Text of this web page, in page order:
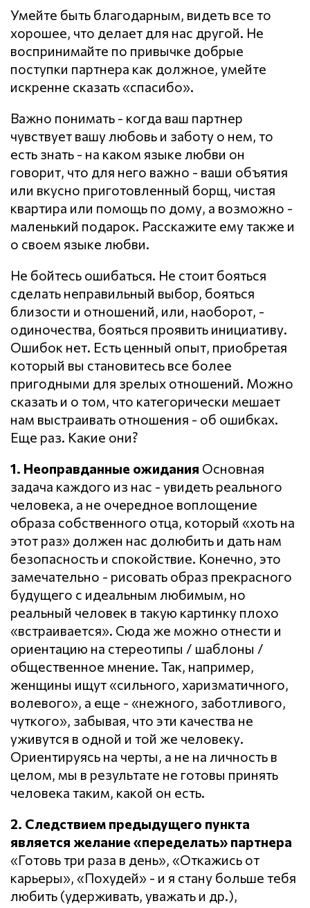
Умейте быть благодарным, видеть все то
хорошее, что делает для нас другой. Не
воспринимайте по привычке добрые
поступки партнера как должное, умейте
искренне сказать «спасибо».
Важно понимать - когда ваш партнер
чувствует вашу любовь и заботу о нем, то
есть знать - на каком языке любви он
говорит, что для него важно - ваши объятия
или вкусно приготовленный борщ, чистая
квартира или помощь по дому, а возможно -
маленький подарок. Расскажите ему также и
о своем языке любви.
Не бойтесь ошибаться. Не стоит бояться
сделать неправильный выбор, бояться
близости и отношений, или, наоборот, -
одиночества, бояться проявить инициативу.
Ошибок нет. Есть ценный опыт, приобретая
который вы становитесь все более
пригодными для зрелых отношений. Можно
сказать и о том, что категорически мешает
нам выстраивать отношения - об ошибках.
Еще раз. Какие они?
1. Неоправданные ожидания Основная
задача каждого из нас - увидеть реального
человека, а не очередное воплощение
образа собственного отца, который «хоть на
этот раз» должен нас долюбить и дать нам
безопасность и спокойствие. Конечно, это
замечательно - рисовать образ прекрасного
будущего с идеальным любимым, но
реальный человек в такую картинку плохо
«встраивается». Сюда же можно отнести и
ориентацию на стереотипы / шаблоны /
общественное мнение. Так, например,
женщины ищут «сильного, харизматичного,
волевого», а еще - «нежного, заботливого,
чуткого», забывая, что эти качества не
уживутся в одной и той же человеку.
Ориентируясь на черты, а не на личность в
целом, мы в результате не готовы принять
человека таким, какой он есть.
2. Следствием предыдущего пункта
является желание «переделать» партнера
«Готовь три раза в день», «Откажись от
карьеры», «Похудей» - и я стану больше тебя
любить (удерживать, уважать и др.),